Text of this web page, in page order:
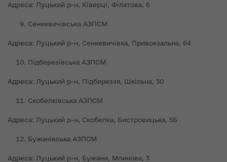
Адреса: Луцький р-н, Ківерці, Філатова, 6
Сенкевичівська АЗПСМ
Адреса: Луцький р-н, Сенкевичівка, Привокзальна, 64
Підберезівська АЗПСМ
Адреса: Луцький р-н, Підбереззя, Шкільна, 30
Скобелківська АЗПСМ
Адреса: Луцький р-н, Скобелка, Бистровицька, 5Б
Бужанівська АЗПСМ
Адреса: Луцький р-н, Бужани, Млинова, 3